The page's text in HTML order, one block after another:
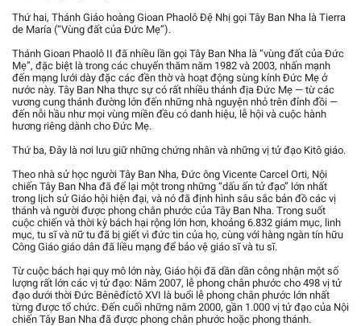
Thứ hai, Thánh Giáo hoàng Gioan Phaolô Đệ Nhị gọi Tây Ban Nha là Tierra
de María (“Vùng đất của Đức Mẹ”).
Thánh Gioan Phaolô II đã nhiều lần gọi Tây Ban Nha là “vùng đất của Đức
Mẹ”, đặc biệt là trong các chuyến thăm năm 1982 và 2003, nhấn mạnh
đến mạng lưới dày đặc các đền thờ và hoạt động sùng kính Đức Mẹ ở
nước này. Tây Ban Nha thực sự có rất nhiều thánh địa Đức Mẹ — từ các
vương cung thánh đường lớn đến những nhà nguyện nhỏ trên đỉnh đồi —
đến nỗi hầu như mọi vùng miền đều có danh hiệu, lễ hội và cuộc hành
hương riêng dành cho Đức Mẹ.
Thứ ba, Đây là nơi lưu giữ những chứng nhân và những vị tử đạo Kitô giáo.
Theo nhà sử học người Tây Ban Nha, Đức ông Vicente Carcel Orti, Nội
chiến Tây Ban Nha đã để lại một trong những “dấu ấn tử đạo” lớn nhất
trong lịch sử Giáo hội hiện đại, và nó đã định hình sâu sắc bản đồ các vị
thánh và người được phong chân phước của Tây Ban Nha. Trong suốt
cuộc chiến và thời kỳ bách hại rộng lớn hơn, khoảng 6.832 giám mục, linh
mục, tu sĩ và nữ tu đã bị giết vì đức tin của họ, cùng với hàng ngàn tín hữu
Công Giáo giáo dân đã liều mạng để bảo vệ giáo sĩ và tu sĩ.
Từ cuộc bách hại quy mô lớn này, Giáo hội đã dần dần công nhận một số
lượng rất lớn các vị tử đạo: Năm 2007, lễ phong chân phước cho 498 vị tử
đạo dưới thời Đức Bênêđíctô XVI là buổi lễ phong chân phước lớn nhất
từng được tổ chức. Đến cuối những năm 2000, gần 1.000 vị tử đạo của Nội
chiến Tây Ban Nha đã được phong chân phước hoặc phong thánh.